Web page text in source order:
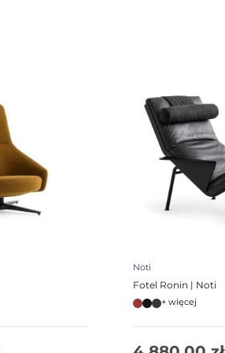
Noti
Fotel Ronin | Noti
+ więcej